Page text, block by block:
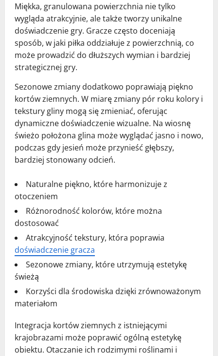
Miękka, granulowana powierzchnia nie tylko
wygląda atrakcyjnie, ale także tworzy unikalne
doświadczenie gry. Gracze często doceniają
sposób, w jaki piłka oddziałuje z powierzchnią, co
może prowadzić do dłuższych wymian i bardziej
strategicznej gry.
Sezonowe zmiany dodatkowo poprawiają piękno
kortów ziemnych. W miarę zmiany pór roku kolory i
tekstury gliny mogą się zmieniać, oferując
dynamiczne doświadczenie wizualne. Na wiosnę
świeżo położona glina może wyglądać jasno i nowo,
podczas gdy jesień może przynieść głębszy,
bardziej stonowany odcień.
Naturalne piękno, które harmonizuje z
otoczeniem
Różnorodność kolorów, które można
dostosować
Atrakcyjność tekstury, która poprawia
doświadczenie gracza
Sezonowe zmiany, które utrzymują estetykę
świeżą
Korzyści dla środowiska dzięki zrównoważonym
materiałom
Integracja kortów ziemnych z istniejącymi
krajobrazami może poprawić ogólną estetykę
obiektu. Otaczanie ich rodzimymi roślinami i